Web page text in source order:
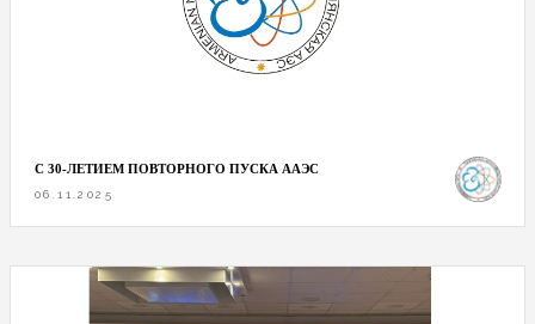
С 30-ЛЕТИЕМ ПОВТОРНОГО ПУСКА ААЭС
06.11.2025